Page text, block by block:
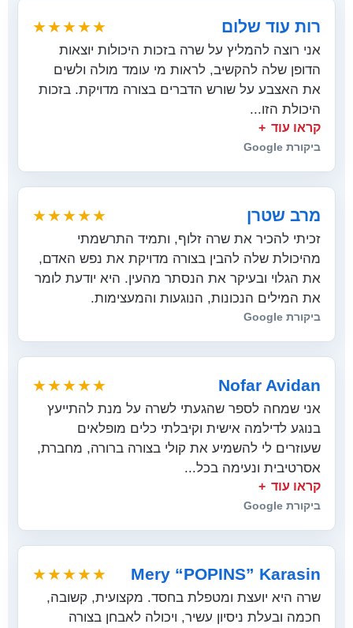
רות עוד שלום ★★★★★
אני רוצה להמליץ על שרה בזכות היכולות יוצאות
הדופן שלה להקשיב, לראות מי עומד מולה ולשים
את האצבע על שורש הדברים בצורה מדויקת. בזכות
היכולת הזו...
קראו עוד
ביקורת Google
מרב שטרן ★★★★★
זכיתי להכיר את שרה זלוף, ותמיד התרשמתי
מהיכולת שלה להבין בצורה מדויקת את נפש האדם,
את הגלוי ובעיקר את הנסתר מהעין. היא יודעת לומר
את המילים הנכונות, הנוגעות והמעצימות.
ביקורת Google
Nofar Avidan
★★★★★
אני שמחה לספר שהגעתי לשרה על מנת להתייעץ
בנוגע לדילמה אישית וקיבלתי כלים מופלאים
שעוזרים לי להשמיע את קולי בצורה ברורה, מחברת,
אסרטיבית ונעימה בכל...
קראו עוד
ביקורת Google
Mery “POPINS” Karasin
★★★★★
שרה היא יועצת ומטפלת בחסד. מקצועית, קשובה,
חכמה ובעלת ניסיון עשיר, ויכולה לאבחן בצורה